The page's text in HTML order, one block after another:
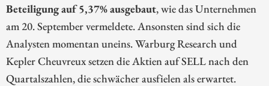
Beteiligung auf 5,37% ausgebaut, wie das Unternehmen
am 20. September vermeldete. Ansonsten sind sich die
Analysten momentan uneins. Warburg Research und
Kepler Cheuvreux setzen die Aktien auf SELL nach den
Quartalszahlen, die schwächer ausfielen als erwartet.